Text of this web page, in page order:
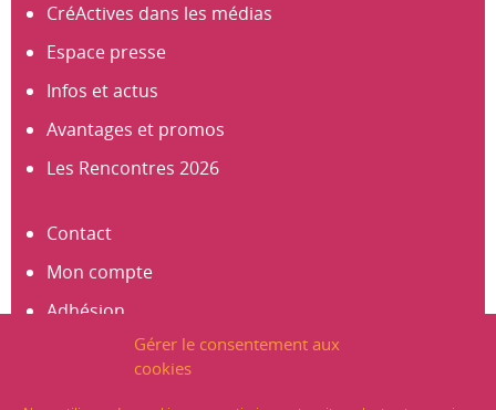
Gérer le consentement aux
cookies
CréActives dans les médias
Espace presse
Infos et actus
Avantages et promos
Les Rencontres 2026
Contact
Mon compte
Adhésion
S’abonner à la newsletter